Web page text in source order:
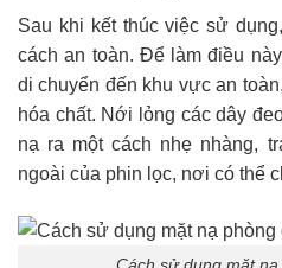
Sau khi kết thúc việc sử
cách an toàn. Để làm điều
di chuyển đến khu vực an
hóa chất. Nới lỏng các dây
nạ ra một cách nhẹ nhàng,
ngoài của phin lọc, nơi có thể